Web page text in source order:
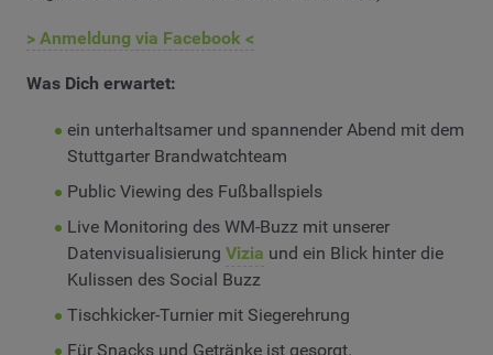
> Anmeldung via Facebook <
Was Dich erwartet:
ein unterhaltsamer und spannender Abend mit dem
Stuttgarter Brandwatchteam
Public Viewing des Fußballspiels
Live Monitoring des WM-Buzz mit unserer
Datenvisualisierung Vizia und ein Blick hinter die
Kulissen des Social Buzz
Tischkicker-Turnier mit Siegerehrung
Für Snacks und Getränke ist gesorgt.